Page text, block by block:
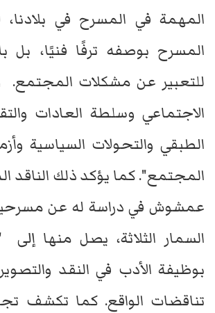
المهمة في المسرح في بلادنا،
المسرح بوصفه ترفًا فنيًا، بل
للتعبير عن مشكلات المجتمع.
الاجتماعي وسلطة العادات
الطبقي والتحولات السياسية
المجتمع". كما يؤكد ذلك الناقد
عمشوش في دراسة له عن مسرحية
السمار الثلاثة، يصل منها إلى
بوظيفة الأدب في النقد
تناقضات الواقع. كما تكشف